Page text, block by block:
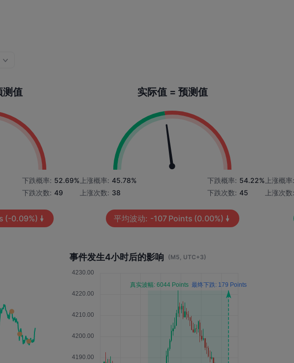
测值
下跌概率: 52.69%
下跌次数: 49
(-0.09%)
实际值 = 预测值
上涨概率: 45.78%
上涨次数: 38
下跌概率: 54.22%
下跌次数: 45
平均波动: -107 Points (0.00%)
上涨概
上涨次
事件发生4小时后的影响 (M5, UTC+3)